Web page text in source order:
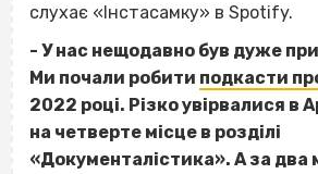
слухає «Інстасамку» в Spotify.
- У нас нещодавно був дуже
Ми почали робити подкасти
2022 році. Різко увірвалися в
на четверте місце в розділі
«Документалістика». А за два